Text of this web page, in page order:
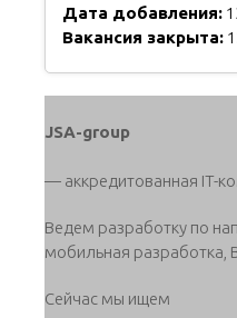
Дата добавления:
Вакансия закрыта:
JSA-group
— аккредитованная IT-
Ведем разработку по
мобильная разработка,
Сейчас мы ищем